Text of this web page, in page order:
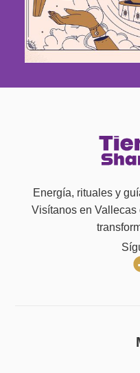
Energía, rituales y
Visítanos en Vallecas